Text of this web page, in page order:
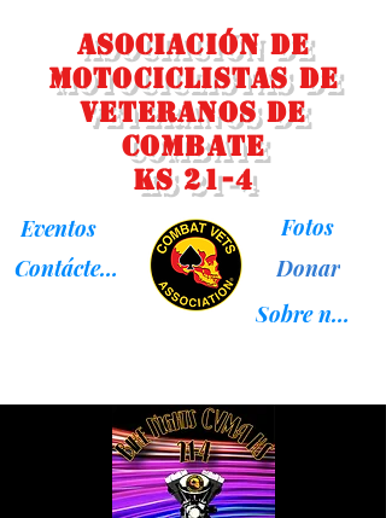
Asociación de
Motociclistas de
Veteranos de
Combate
KS 21-4
Eventos
Contáctenos
Fotos
Donar
Sobre nosotros